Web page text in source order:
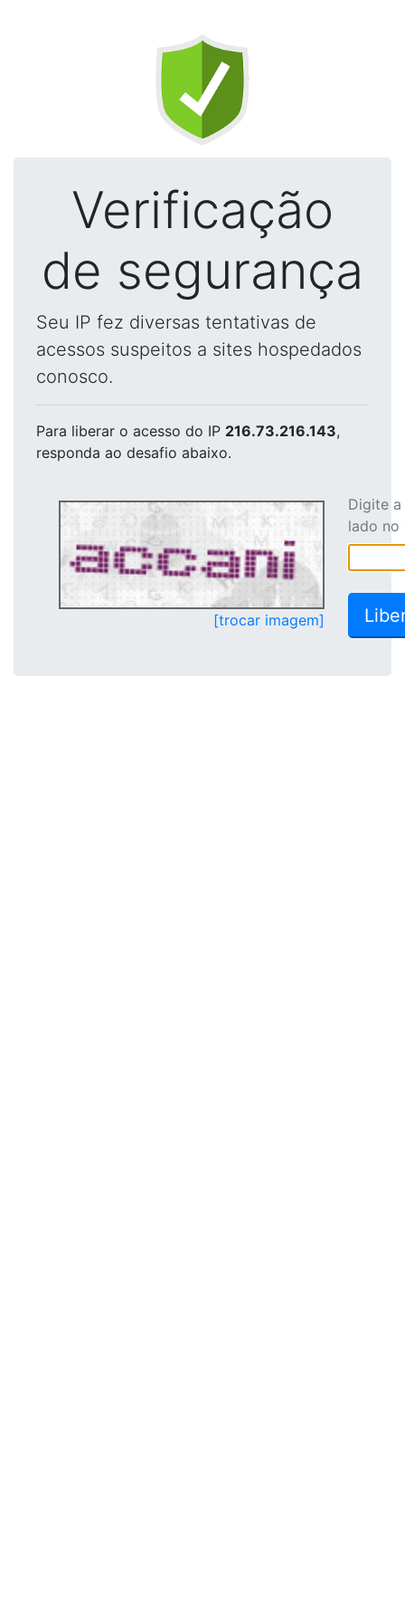
Verificação
de segurança
Seu IP fez diversas tentativas de
acessos suspeitos a sites hospedados
conosco.
Para liberar o acesso do IP 216.73.216.143,
responda ao desafio abaixo.
[trocar imagem]
Digite
lado no